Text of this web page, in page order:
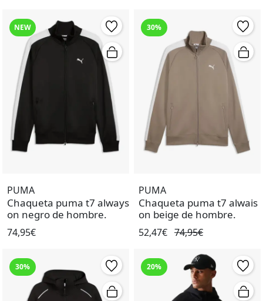
NEW
PUMA
Chaqueta puma t7 always
on negro de hombre.
74,95€
30%
PUMA
Chaqueta puma t7 alwais
on beige de hombre.
52,47€ 74,95€
30% 20%